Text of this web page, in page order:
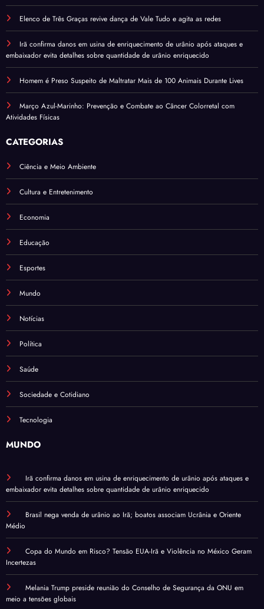
Elenco de Três Graças revive dança de Vale Tudo e agita as redes
Irã confirma danos em usina de enriquecimento de urânio após ataques e
embaixador evita detalhes sobre quantidade de urânio enriquecido
Homem é Preso Suspeito de Maltratar Mais de 100 Animais Durante Lives
Março Azul-Marinho: Prevenção e Combate ao Câncer Colorretal com
Atividades Físicas
CATEGORIAS
Ciência e Meio Ambiente
Cultura e Entretenimento
Economia
Educação
Esportes
Mundo
Notícias
Política
Saúde
Sociedade e Cotidiano
Tecnologia
MUNDO
Irã confirma danos em usina de enriquecimento de urânio após ataques e
embaixador evita detalhes sobre quantidade de urânio enriquecido
Brasil nega venda de urânio ao Irã; boatos associam Ucrânia e Oriente
Médio
Copa do Mundo em Risco? Tensão EUA-Irã e Violência no México Geram
Incertezas
Melania Trump preside reunião do Conselho de Segurança da ONU em
meio a tensões globais